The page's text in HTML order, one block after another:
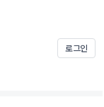
로그인